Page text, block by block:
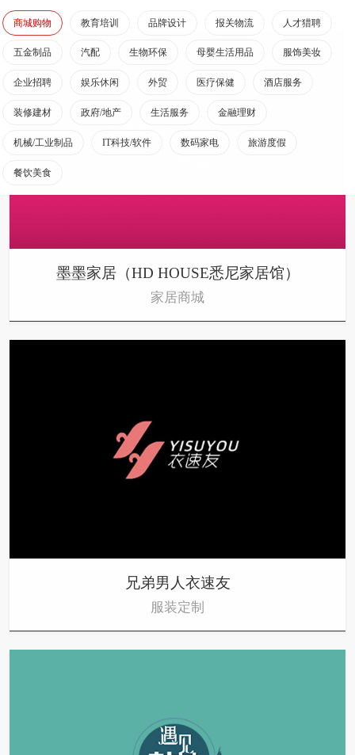
商城购物 教育培训 品牌设计 报关物流 人才猎聘
五金制品 汽配 生物环保 母婴生活用品 服饰美妆
企业招聘 娱乐休闲 外贸 医疗保健 酒店服务
装修建材 政府/地产 生活服务 金融理财
机械/工业制品 IT科技/软件 数码家电 旅游度假
餐饮美食
墨墨家居（HD HOUSE悉尼家居馆）
家居商城
兄弟男人衣速友
服装定制